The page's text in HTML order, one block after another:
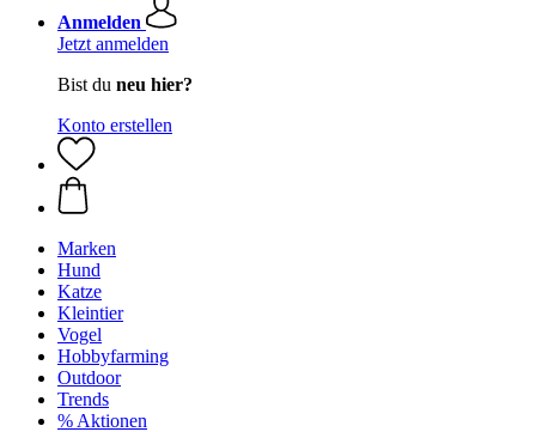
Anmelden
Jetzt anmelden
Bist du neu hier?
Konto erstellen
Marken
Hund
Katze
Kleintier
Vogel
Hobbyfarming
Outdoor
Trends
% Aktionen